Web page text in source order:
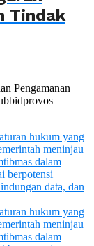
Tindak
Pengamanan